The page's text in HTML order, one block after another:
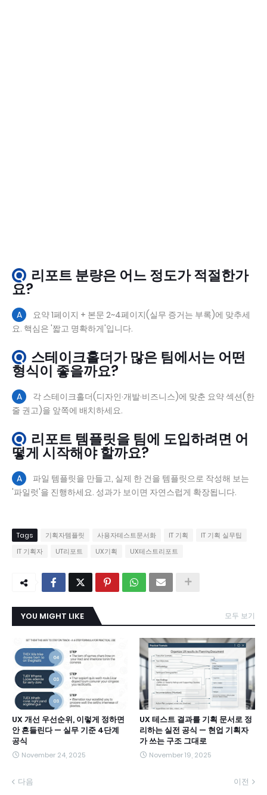
Q 리포트 분량은 어느 정도가 적절한가
요?
A
요약 1페이지 + 본문 2~4페이지(실무 증거는 부록)에 맞추세
요. 핵심은 '짧고 명확하게'입니다.
Q 스테이크홀더가 많은 팀에서는 어떤
형식이 좋을까요?
A
각 스테이크홀더(디자인·개발·비즈니스)에 맞춘 요약 섹션(한
줄 권고)을 앞쪽에 배치하세요.
Q 리포트 템플릿을 팀에 도입하려면 어
떻게 시작해야 할까요?
A
파일 템플릿을 만들고, 실제 한 건을 템플릿으로 작성해 보는
'파일럿'을 진행하세요. 성과가 보이면 자연스럽게 확장됩니다.
Tags 기획자템플릿 사용자테스트문서화 IT 기획
IT 기획 실무팁
IT 기획자
UT리포트 UX기획 UX테스트리포트
YOU MIGHT LIKE 모두 보기
UX 개선 우선순위, 이렇게 정하면
안 흔들린다 — 실무 기준 4단계
공식
November 24, 2025
UX 테스트 결과를 기획 문서로 정
리하는 실전 공식 — 현업 기획자
가 쓰는 구조 그대로
November 19, 2025
다음 이전